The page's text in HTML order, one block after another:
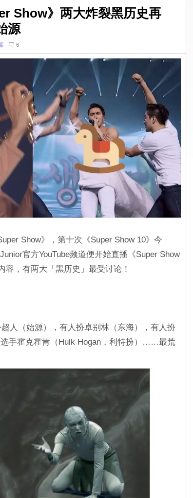
Show》两大炸裂黑历史再
源
6
Show》，第十次《Super Show 10》今
官方YouTube频道便开始直播《Super Show
容，有两大「黑历史」最受讨论！
人（始源），有人扮卓别林（东海），有人扮
手霍克霍肯（Hulk Hogan，利特扮）……最荒